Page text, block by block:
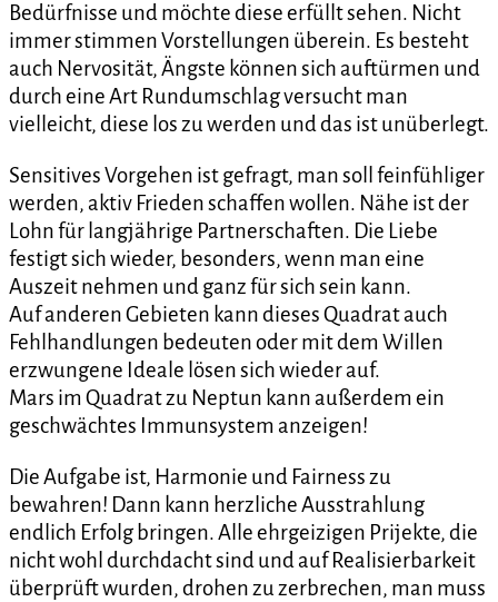
Bedürfnisse und möchte diese erfüllt sehen. Nicht
immer stimmen Vorstellungen überein. Es besteht
auch Nervosität, Ängste können sich auftürmen und
durch eine Art Rundumschlag versucht man
vielleicht, diese los zu werden und das ist unüberlegt.
Sensitives Vorgehen ist gefragt, man soll feinfühliger
werden, aktiv Frieden schaffen wollen. Nähe ist der
Lohn für langjährige Partnerschaften. Die Liebe
festigt sich wieder, besonders, wenn man eine
Auszeit nehmen und ganz für sich sein kann.
Auf anderen Gebieten kann dieses Quadrat auch
Fehlhandlungen bedeuten oder mit dem Willen
erzwungene Ideale lösen sich wieder auf.
Mars im Quadrat zu Neptun kann außerdem ein
geschwächtes Immunsystem anzeigen!
Die Aufgabe ist, Harmonie und Fairness zu
bewahren! Dann kann herzliche Ausstrahlung
endlich Erfolg bringen. Alle ehrgeizigen Prijekte, die
nicht wohl durchdacht sind und auf Realisierbarkeit
überprüft wurden, drohen zu zerbrechen, man muss